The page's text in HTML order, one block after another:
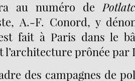
au numéro de
A.-F. Conord, y
fait à Paris dans le
l’architecture prônée par
des campagnes de